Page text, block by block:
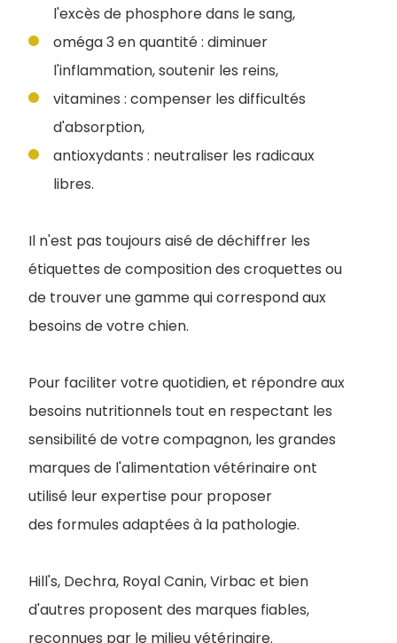
l'excès de phosphore dans le sang,
oméga 3 en quantité : diminuer
l'inflammation, soutenir les reins,
vitamines : compenser les difficultés
d'absorption,
antioxydants : neutraliser les radicaux
libres.
Il n'est pas toujours aisé de déchiffrer les
étiquettes de composition des croquettes ou
de trouver une gamme qui correspond aux
besoins de votre chien.
Pour faciliter votre quotidien, et répondre aux
besoins nutritionnels tout en respectant les
sensibilité de votre compagnon, les grandes
marques de l'alimentation vétérinaire ont
utilisé leur expertise pour proposer
des formules adaptées à la pathologie.
Hill's, Dechra, Royal Canin, Virbac et bien
d'autres proposent des marques fiables,
reconnues par le milieu vétérinaire.